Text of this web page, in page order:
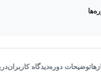
توضیحات دورهدیدگاه کاربران